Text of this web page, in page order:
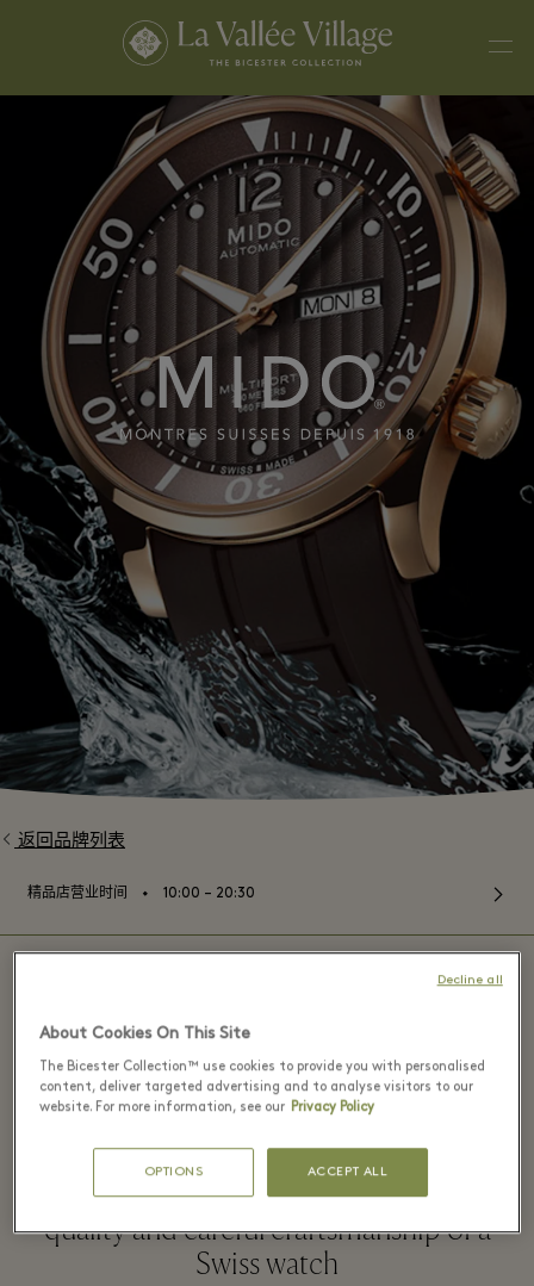
返回品牌列表
精品店营业时间 ⬩ 10:00 – 20:30
MIDO - La Vallée Village
Mido’s ambition is to produce watches
that possess characteristics typical of the
quality and careful craftsmanship of a
Swiss watch
About Cookies On This Site
The Bicester Collection™ use cookies to provide you with personalised
content, deliver targeted advertising and to analyse visitors to our
website. For more information, see our Privacy Policy
OPTIONS ACCEPT ALL
Decline all